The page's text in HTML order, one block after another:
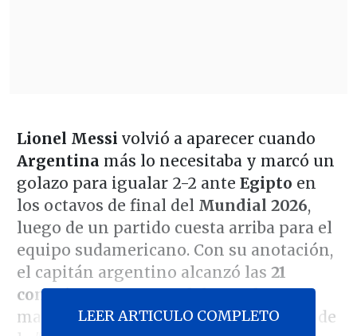
Lionel Messi volvió a aparecer cuando
Argentina más lo necesitaba y marcó un
golazo para igualar 2-2 ante Egipto en
los octavos de final del Mundial 2026,
luego de un partido cuesta arriba para el
equipo sudamericano. Con su anotación,
el capitán argentino alcanzó las 21
conquistas en Copas del Mundoy
mantuvo viva la ilusión de remontada de
LEER ARTICULO COMPLETO